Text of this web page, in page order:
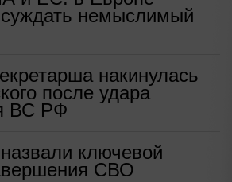
немыслимый
накинулась
после удара
ВС РФ
ключевой
СВО